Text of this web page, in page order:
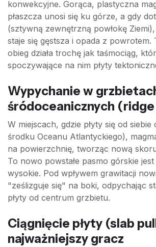
konwekcyjne. Gorąca, plastyczna
płaszcza unosi się ku górze, a gdy
(sztywną zewnętrzną powłokę Ziemi),
staje się gęstsza i opada z powrotem.
obieg działa trochę jak taśmociąg,
spoczywające na nim płyty
Wypychanie w
śródoceanicznych (ridge
W miejscach, gdzie płyty się od siebie
środku Oceanu Atlantyckiego),
na powierzchnię, tworząc nową
To nowo powstałe pasmo górskie
wysokie. Pod wpływem grawitacji
"ześlizguje się" na boki, odpychając
płyty od centrum grzbietu.
Ciągnięcie płyty (slab
najważniejszy gracz